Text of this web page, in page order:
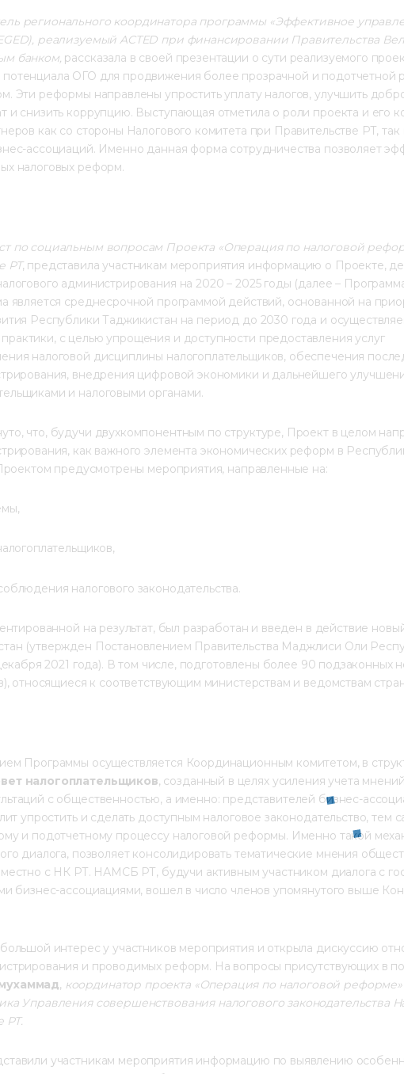
регионального координатора программы «Эффективное
реализуемый ACTED при финансировании Правительства
банком, рассказала в своей презентации о сути реализуемого
ОГО для продвижения более прозрачной и подотчетной
Эти реформы направлены упростить уплату налогов, улучшить
и снизить коррупцию. Выступающая отметила о роли проекта и его
как со стороны Налогового комитета при Правительстве РТ,
ассоциаций. Именно данная форма сотрудничества позволяет
налоговых реформ.
по социальным вопросам Проекта «Операция по налоговой
РТ, представила участникам мероприятия информацию о Проекте,
администрирования на 2020 – 2025 годы (далее –
является среднесрочной программой действий, основанной на
Республики Таджикистан на период до 2030 года и
с целью упрощения и доступности предоставления услуг
налоговой дисциплины налогоплательщиков, обеспечения
внедрения цифровой экономики и дальнейшего
и налоговыми органами.
что, будучи двухкомпонентным по структуре, Проект в целом
как важного элемента экономических реформ в
предусмотрены мероприятия, направленные на:
налогового законодательства.
на результат, был разработан и введен в действие
(утвержден Постановлением Правительства Маджлиси Оли
2021 года). В том числе, подготовлены более 90 подзаконных
относящиеся к соответствующим министерствам и ведомствам
Программы осуществляется Координационным комитетом, в
налогоплательщиков, созданный в целях усиления учета
с общественностью, а именно: представителей бизнес-
упростить и сделать доступным налоговое законодательство, тем
и подотчетному процессу налоговой реформы. Именно такой
диалога, позволяет консолидировать тематические мнения
с НК РТ. НАМСБ РТ, будучи активным участником диалога с
бизнес-ассоциациями, вошел в число членов упомянутого выше
интерес у участников мероприятия и открыла дискуссию
и проводимых реформ. На вопросы присутствующих в
, координатор проекта «Операция по налоговой реформе»
Управления совершенствования налогового законодательства
РТ.
участникам мероприятия информацию по выявлению